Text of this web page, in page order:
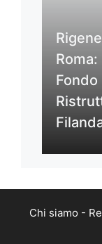
Fondo
Chi siamo -